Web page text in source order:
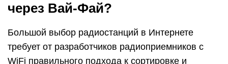
через Вай-Фай?
Большой выбор радиостанций в Интернете
требует от разработчиков радиоприемников с
WiFi правильного подхода к сортировке и